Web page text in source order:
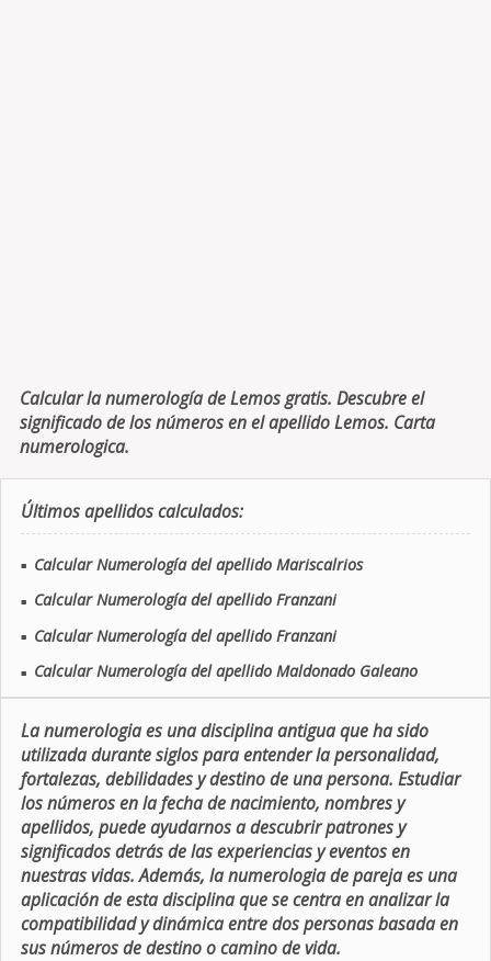
Calcular la numerología de Lemos gratis. Descubre el
significado de los números en el apellido Lemos. Carta
numerologica.
Últimos apellidos calculados:
■ Calcular Numerología del apellido Mariscalrios
■ Calcular Numerología del apellido Franzani
■ Calcular Numerología del apellido Franzani
■ Calcular Numerología del apellido Maldonado Galeano
La numerologia es una disciplina antigua que ha sido
utilizada durante siglos para entender la personalidad,
fortalezas, debilidades y destino de una persona. Estudiar
los números en la fecha de nacimiento, nombres y
apellidos, puede ayudarnos a descubrir patrones y
significados detrás de las experiencias y eventos en
nuestras vidas. Además, la numerologia de pareja es una
aplicación de esta disciplina que se centra en analizar la
compatibilidad y dinámica entre dos personas basada en
sus números de destino o camino de vida.